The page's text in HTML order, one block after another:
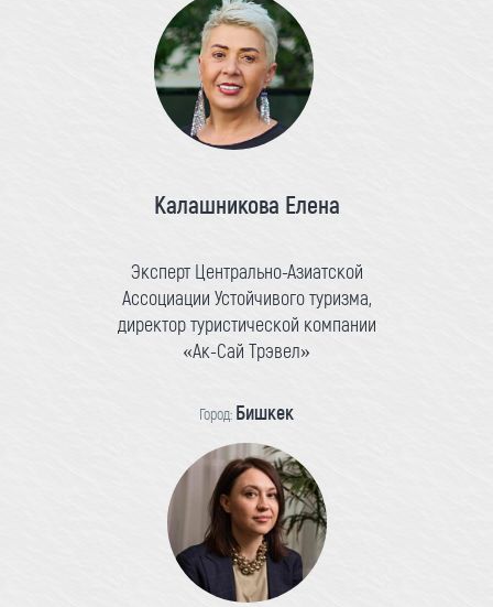
Калашникова Елена
Эксперт Центрально-Азиатской
Ассоциации Устойчивого туризма,
директор туристической компании
«Ак-Сай Трэвел»
Город: Бишкек